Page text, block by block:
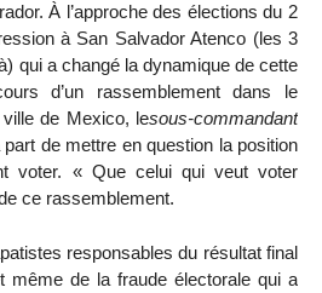
À l’approche des élections du 2
à San Salvador Atenco (les 3
qui a changé la dynamique de cette
d’un rassemblement dans le
de Mexico, lesous-commandant
de mettre en question la position
voter. « Que celui qui veut voter
ce rassemblement.
responsables du résultat final
même de la fraude électorale qui a